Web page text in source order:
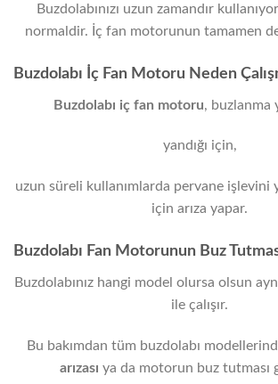
Buzdolabınızı uzun zamandır
normaldir. İç fan motorunun tamamen
Buzdolabı İç Fan Motoru Neden
Buzdolabı iç fan motoru, buzlanma
yandığı için,
uzun süreli kullanımlarda pervane işlevini
için arıza yapar.
Buzdolabı Fan Motorunun Buz
Buzdolabınız hangi model olursa olsun
ile çalışır.
Bu bakımdan tüm buzdolabı
arızası ya da motorun buz tutması